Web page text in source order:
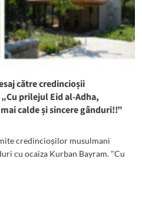
către credincioșii
prilejul Eid al-Adha,
calde și sincere gânduri!!”
credincioșilor musulmani
cu ocaiza Kurban Bayram. "Cu